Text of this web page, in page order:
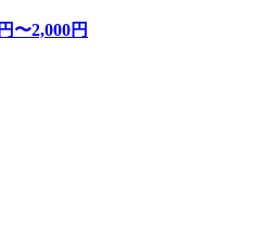
円〜2,000円